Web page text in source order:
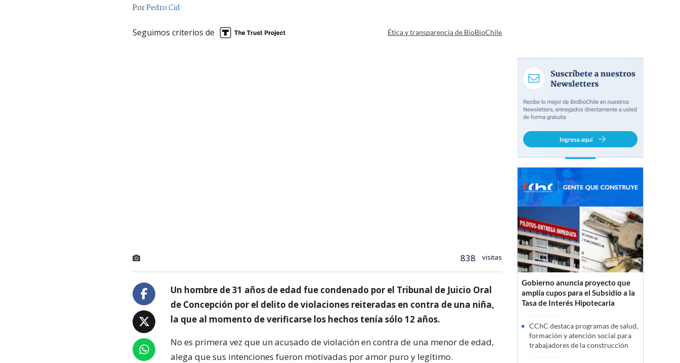
PorPedro Cid
Seguimos criterios de Ética y transparencia de BioBioChile
838 visitas
Un hombre de 31 años de edad fue condenado por el Tribunal de Juicio Oral
de Concepción por el delito de violaciones reiteradas en contra de una niña,
la que al momento de verificarse los hechos tenía sólo 12 años.
No es primera vez que un acusado de violación en contra de una menor de edad,
alega que sus intenciones fueron motivadas por amor puro y legítimo.
Gobierno anuncia proyecto que
amplía cupos para el Subsidio a la
Tasa de Interés Hipotecaria
CChC destaca programas de salud,
formación y atención social para
trabajadores de la construcción